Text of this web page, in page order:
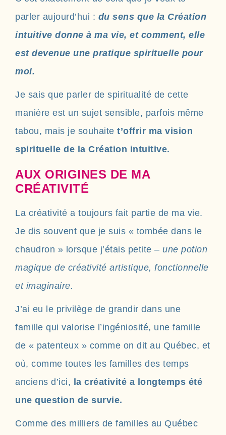
parler aujourd’hui : du sens que la Création
intuitive donne à ma vie, et comment, elle
est devenue une pratique spirituelle pour
moi.
Je sais que parler de spiritualité de cette
manière est un sujet sensible, parfois même
tabou, mais je souhaite t’offrir ma vision
spirituelle de la Création intuitive.
AUX ORIGINES DE MA
CRÉATIVITÉ
La créativité a toujours fait partie de ma vie.
Je dis souvent que je suis « tombée dans le
chaudron » lorsque j’étais petite – une potion
magique de créativité artistique, fonctionnelle
et imaginaire.
J’ai eu le privilège de grandir dans une
famille qui valorise l’ingéniosité, une famille
de « patenteux » comme on dit au Québec, et
où, comme toutes les familles des temps
anciens d’ici, la créativité a longtemps été
une question de survie.
Comme des milliers de familles au Québec